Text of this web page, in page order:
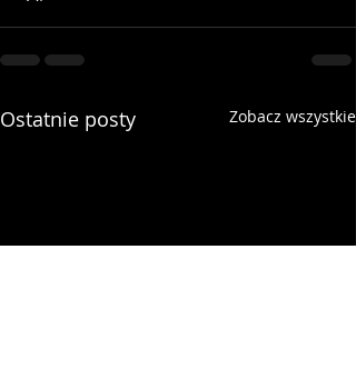
Ostatnie posty Zobacz wszystkie